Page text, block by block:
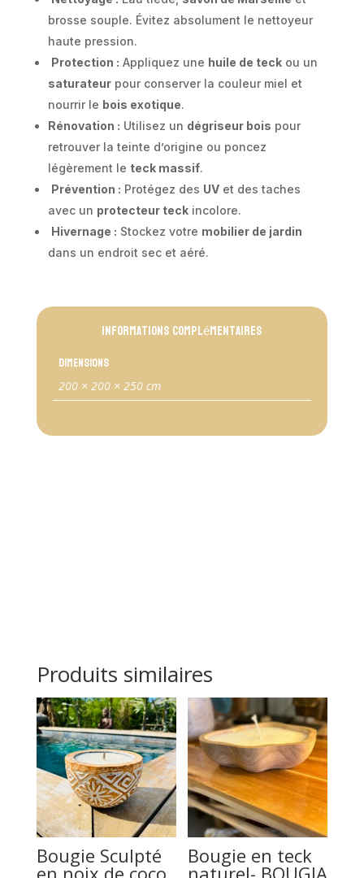
brosse souple. Évitez absolument le nettoyeur
haute pression.
Protection : Appliquez une huile de teckou un
saturateurpour conserver la couleur miel et
nourrir le bois exotique.
Rénovation : Utilisez un dégriseur bois pour
retrouver la teinte d’origine ou poncez
légèrement le teck massif.
Prévention : Protégez des UVet des taches
avec un protecteur teckincolore.
Hivernage : Stockez votre mobilier de jardin
dans un endroit sec et aéré.
Informations complémentaires
Dimensions
200 × 200 × 250 cm
Produits similaires
Bougie Sculpté Bougie en teck